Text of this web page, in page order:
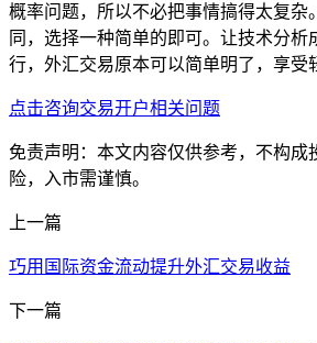
概率问题，所以不必把事情搞得太复杂
同，选择一种简单的即可。让技术分析
行，外汇交易原本可以简单明了，享受
点击咨询交易开户相关问题
免责声明：本文内容仅供参考，不构成
险，入市需谨慎。
上一篇
巧用国际资金流动提升外汇交易收益
下一篇